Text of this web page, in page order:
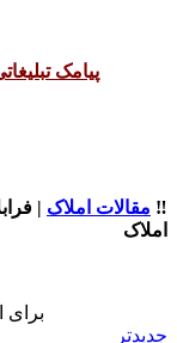
پیامک
‼️ مقالات املاک |
املاک
برای
جدیدتر